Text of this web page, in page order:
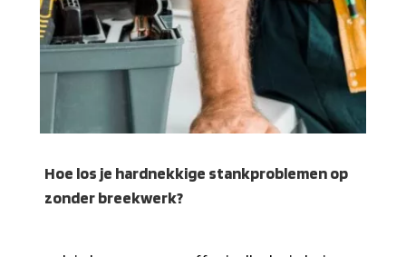
Hoe los je hardnekkige stankproblemen op
zonder breekwerk?